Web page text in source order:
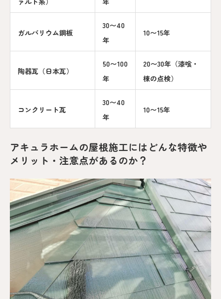
ガルバリウム鋼板
30〜40
年
10〜15年
陶器瓦（日本瓦）
50〜100
年
20〜30年（漆喰・
棟の点検）
コンクリート瓦
30〜40
年
10〜15年
アキュラホームの屋根施工にはどんな特徴や
メリット・注意点があるのか？